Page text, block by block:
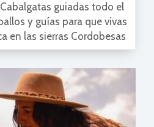
guiadas todo el
y guías para que vivas
en las sierras Cordobesas